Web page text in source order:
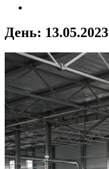
День: 13.05.2023